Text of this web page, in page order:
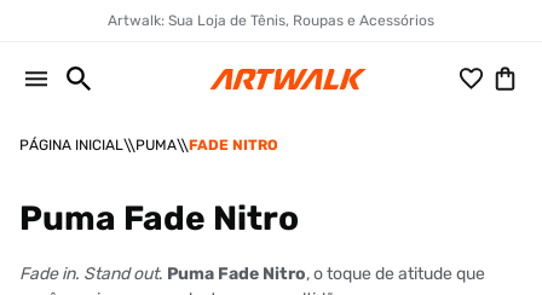
Artwalk: Sua Loja de Tênis, Roupas e Acessórios
PUMA FADE NITRO
Puma Fade Nitro
Fade in. Stand out. Puma Fade Nitro, o toque de atitude que